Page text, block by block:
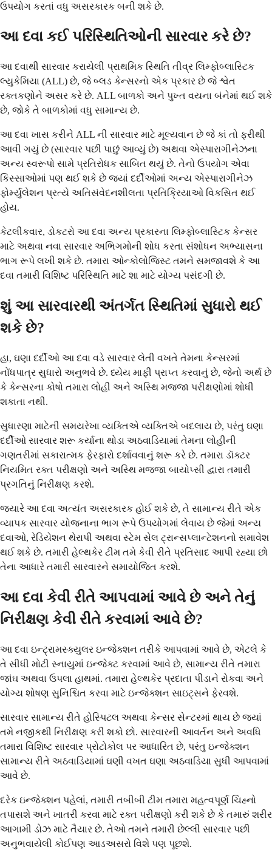
ઉપયોગ કરતાં વધુ અસરકારક બની શકે છે.
આ દવા કઈ પરિસ્થિતિઓની સારવાર કરે છે?
આ દવાથી સારવાર કરાયેલી પ્રાથમિક સ્થિતિ તીવ્ર લિમ્ફોબ્લાસ્ટિક
લ્યુકેમિયા (ALL) છે, જે બ્લડ કેન્સરનો એક પ્રકાર છે જે શ્વેત
રક્તકણોને અસર કરે છે. ALL બાળકો અને પુખ્ત વયના બંનેમાં થઈ શકે
છે, જોકે તે બાળકોમાં વધુ સામાન્ય છે.
આ દવા ખાસ કરીને ALL ની સારવાર માટે મૂલ્યવાન છે જે કાં તો ફરીથી
આવી ગયું છે (સારવાર પછી પાછું આવ્યું છે) અથવા એસ્પારાગીનેઝના
અન્ય સ્વરૂપો સામે પ્રતિરોધક સાબિત થયું છે. તેનો ઉપયોગ એવા
કિસ્સાઓમાં પણ થઈ શકે છે જ્યાં દર્દીઓમાં અન્ય એસ્પારાગીનેઝ
ફોર્મ્યુલેશન પ્રત્યે અતિસંવેદનશીલતા પ્રતિક્રિયાઓ વિકસિત થઈ
હોય.
કેટલીકવાર, ડોકટરો આ દવા અન્ય પ્રકારના લિમ્ફોબ્લાસ્ટિક કેન્સર
માટે અથવા નવા સારવાર અભિગમોની શોધ કરતા સંશોધન અભ્યાસના
ભાગ રૂપે લખી શકે છે. તમારા ઓન્કોલોજિસ્ટ તમને સમજાવશે કે આ
દવા તમારી વિશિષ્ટ પરિસ્થિતિ માટે શા માટે યોગ્ય પસંદગી છે.
શું આ સારવારથી અંતર્ગત સ્થિતિમાં સુધારો થઈ
શકે છે?
હા, ઘણા દર્દીઓ આ દવા વડે સારવાર લેતી વખતે તેમના કેન્સરમાં
નોંધપાત્ર સુધારો અનુભવે છે. ધ્યેય માફી પ્રાપ્ત કરવાનું છે, જેનો અર્થ છે
કે કેન્સરના કોષો તમારા લોહી અને અસ્થિ મજ્જા પરીક્ષણોમાં શોધી
શકાતા નથી.
સુધારણા માટેની સમયરેખા વ્યક્તિએ વ્યક્તિએ બદલાય છે, પરંતુ ઘણા
દર્દીઓ સારવાર શરૂ કર્યાના થોડા અઠવાડિયામાં તેમના લોહીની
ગણતરીમાં સકારાત્મક ફેરફારો દર્શાવવાનું શરૂ કરે છે. તમારા ડૉક્ટર
નિયમિત રક્ત પરીક્ષણો અને અસ્થિ મજ્જા બાયોપ્સી દ્વારા તમારી
પ્રગતિનું નિરીક્ષણ કરશે.
જ્યારે આ દવા અત્યંત અસરકારક હોઈ શકે છે, તે સામાન્ય રીતે એક
વ્યાપક સારવાર યોજનાના ભાગ રૂપે ઉપયોગમાં લેવાય છે જેમાં અન્ય
દવાઓ, રેડિયેશન થેરાપી અથવા સ્ટેમ સેલ ટ્રાન્સપ્લાન્ટેશનનો સમાવેશ
થઈ શકે છે. તમારી હેલ્થકેર ટીમ તમે કેવી રીતે પ્રતિસાદ આપી રહ્યા છો
તેના આધારે તમારી સારવારને સમાયોજિત કરશે.
આ દવા કેવી રીતે આપવામાં આવે છે અને તેનું
નિરીક્ષણ કેવી રીતે કરવામાં આવે છે?
આ દવા ઇન્ટ્રામસ્ક્યુલર ઇન્જેક્શન તરીકે આપવામાં આવે છે, એટલે કે
તે સીધી મોટી સ્નાયુમાં ઇન્જેક્ટ કરવામાં આવે છે, સામાન્ય રીતે તમારા
જાંઘ અથવા ઉપલા હાથમાં. તમારા હેલ્થકેર પ્રદાતા પીડાને રોકવા અને
યોગ્ય શોષણ સુનિશ્ચિત કરવા માટે ઇન્જેક્શન સાઇટ્સને ફેરવશે.
સારવાર સામાન્ય રીતે હોસ્પિટલ અથવા કેન્સર સેન્ટરમાં થાય છે જ્યાં
તમે નજીકથી નિરીક્ષણ કરી શકો છો. સારવારની આવર્તન અને અવધિ
તમારા વિશિષ્ટ સારવાર પ્રોટોકોલ પર આધારિત છે, પરંતુ ઇન્જેક્શન
સામાન્ય રીતે અઠવાડિયામાં ઘણી વખત ઘણા અઠવાડિયા સુધી આપવામાં
આવે છે.
દરેક ઇન્જેક્શન પહેલાં, તમારી તબીબી ટીમ તમારા મહત્વપૂર્ણ ચિહ્નો
તપાસશે અને ખાતરી કરવા માટે રક્ત પરીક્ષણો કરી શકે છે કે તમારું શરીર
આગામી ડોઝ માટે તૈયાર છે. તેઓ તમને તમારી છેલ્લી સારવાર પછી
અનુભવાયેલી કોઈપણ આડઅસરો વિશે પણ પૂછશે.